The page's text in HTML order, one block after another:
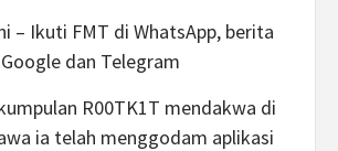
– Ikuti FMT di WhatsApp, berita
Google dan Telegram
R00TK1T mendakwa di
ia telah menggodam aplikasi